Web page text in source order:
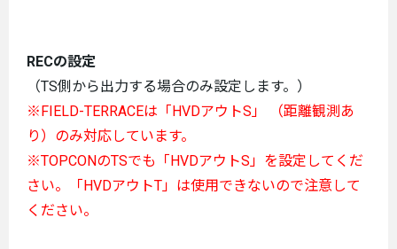
RECの設定
（TS側から出力する場合のみ設定します。）
※FIELD-TERRACEは「HVDアウトS」 （距離観測あ
り）のみ対応しています。
※TOPCONのTSでも「HVDアウトS」を設定してくだ
さい。「HVDアウトT」は使用できないので注意して
ください。